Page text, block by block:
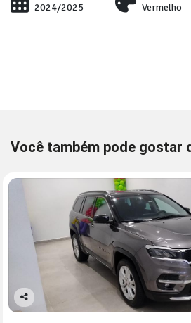
2024/2025 Vermelho
Você também pode gostar
Co